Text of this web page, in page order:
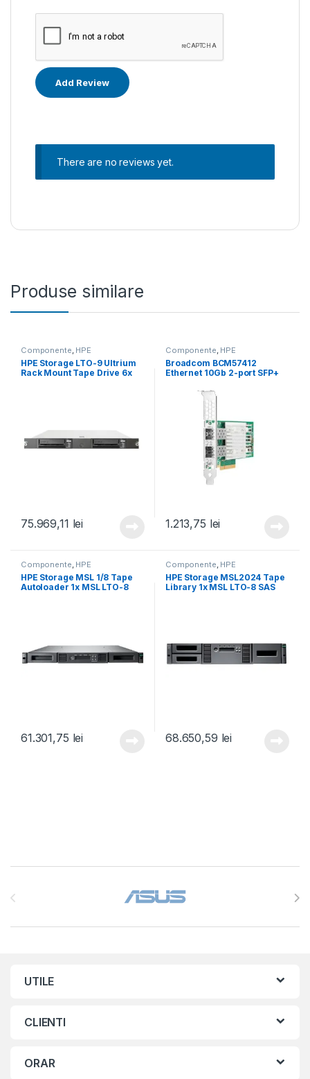
There are no reviews yet.
Produse similare
Componente, HPE
HPE Storage LTO-9 Ultrium
Rack Mount Tape Drive 6x
75.969,11 lei
Componente, HPE
Broadcom BCM57412
Ethernet 10Gb 2-port SFP+
1.213,75 lei
Componente HPE
HPE Storage MSL 1/8 Tape
Autoloader 1x MSL LTO-8
61.301,75 lei
Componente HPE
HPE Storage MSL2024 Tape
Library 1x MSL LTO-8 SAS
68.650,59 lei
UTILE
CLIENTI
ORAR